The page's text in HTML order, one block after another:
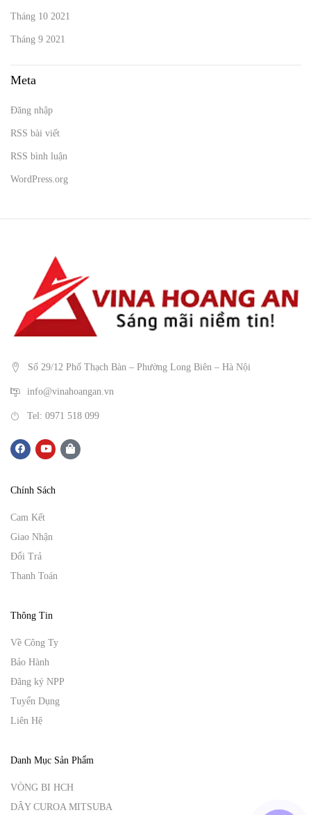
Tháng 10 2021
Tháng 9 2021
Meta
Đăng nhập
RSS bài viết
RSS bình luận
WordPress.org
Số 29/12 Phố Thạch Bàn – Phường Long Biên – Hà Nội
info@vinahoangan.vn
Tel: 0971 518 099
Chính Sách
Cam Kết
Giao Nhận
Đổi Trả
Thanh Toán
Thông Tin
Về Công Ty
Bảo Hành
Đăng ký NPP
Tuyển Dụng
Liên Hệ
Danh Mục Sản Phẩm
VÒNG BI HCH
DÂY CUROA MITSUBA